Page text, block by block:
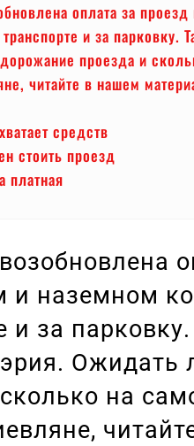
оплата за
и за парковку.
проезда и
читайте в нашем
средств
стоить проезд
платная
и наземном
и за
Ожидать
на